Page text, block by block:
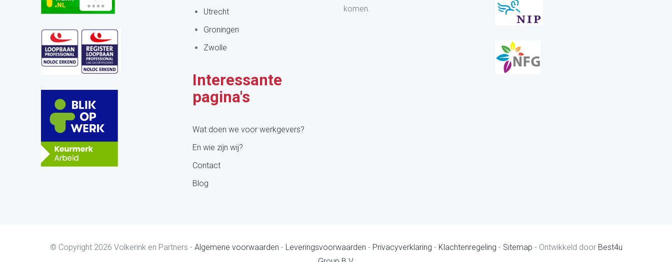
Utrecht
Groningen
Zwolle
Interessante
pagina's
Wat doen we voor werkgevers?
En wie zijn wij?
Contact
Blog
komen.
© Copyright 2026 Volkerink en Partners - Algemene voorwaarden - Leveringsvoorwaarden - Privacyverklaring - Klachtenregeling - Sitemap - Ontwikkeld door Best4u